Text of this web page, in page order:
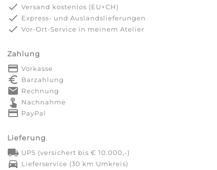
done Versand kostenlos (EU+CH)
done Express- und Auslandslieferungen
done Vor-Ort-Service in meinem Atelier
Zahlung
payment Vorkasse
euro_symbol Barzahlung
markunread Rechnung
touch_app Nachnahme
credit_card PayPal
Lieferung
local_shipping UPS (versichert bis € 10.000,-)
directions_car Lieferservice (30 km Umkreis)